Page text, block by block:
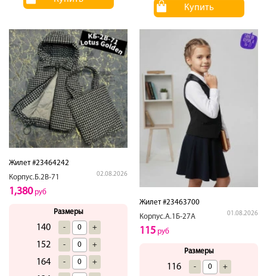
Купить
Жилет #23464242
Корпус.Б.2В-71
02.08.2026
1,380руб
Размеры
140 - +
152 - +
164 - +
Жилет #23463700
Корпус.А.1Б-27А
01.08.2026
115 руб
Размеры
116 - +